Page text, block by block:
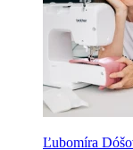
Ľubomíra